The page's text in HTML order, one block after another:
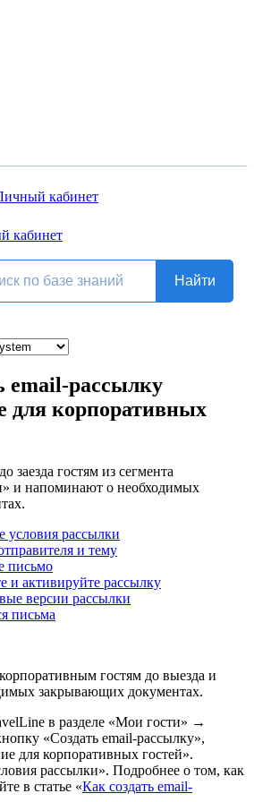
кабинет
кабинет
email-рассылку
для корпоративных
заезда гостям из сегмента
и напоминают о необходимых
условия рассылки
и тему
письмо
и активируйте рассылку
версии рассылки
письма
гостям до выезда и
закрывающих документах.
в разделе «Мои гости» →
«Создать email-рассылку»,
для корпоративных гостей».
рассылки». Подробнее о том, как
в статье «Как создать email-